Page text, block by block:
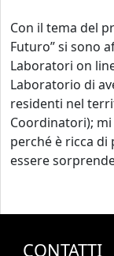
Con il tema del
Futuro” si sono
Laboratori on
Laboratorio di
residenti nel
Coordinatori);
perché è ricca
essere
CONTATTI